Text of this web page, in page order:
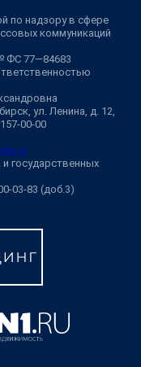
по надзору в сфере
коммуникаций
ФС 77—84683
ул. Ленина, д. 12,
00-00
государственных
03-83 (доб.3)